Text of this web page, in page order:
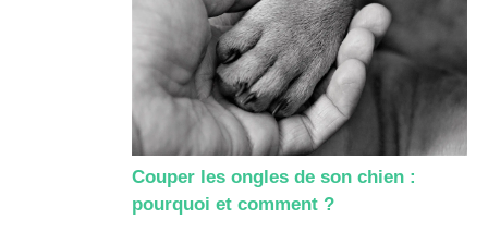
Couper les ongles de son chien :
pourquoi et comment ?